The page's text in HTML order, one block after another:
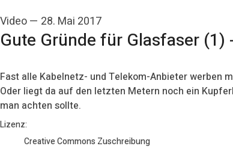
Video— 28. Mai 2017
Gute Gründe für Glasfaser (1)
Fast alle Kabelnetz- und Telekom-Anbieter werben
Oder liegt da auf den letzten Metern noch ein
man achten sollte.
go to media item
Lizenz:
Creative Commons Zuschreibung